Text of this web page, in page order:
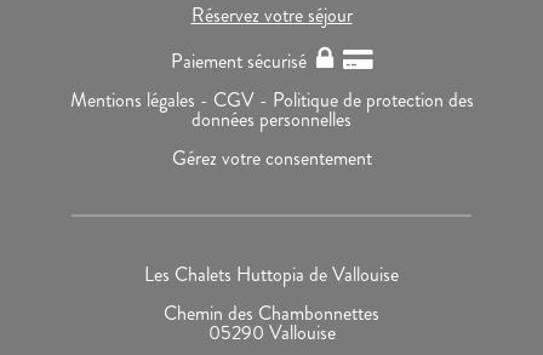
Réservez votre séjour
Paiement sécurisé
Mentions légales - CGV - Politique de protection des
données personnelles
Gérez votre consentement
Les Chalets Huttopia de Vallouise
Chemin des Chambonnettes
05290 Vallouise